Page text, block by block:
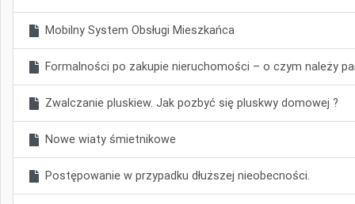
Mobilny System Obsługi Mieszkańca
Formalności po zakupie nieruchomości – o czym należy
Zwalczanie pluskiew. Jak pozbyć się pluskwy domowej ?
Nowe wiaty śmietnikowe
Postępowanie w przypadku dłuższej nieobecności.